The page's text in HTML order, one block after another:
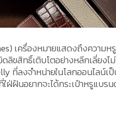
เครื่องหมายแสดงถึงความห
ลิขสิทธิ์เติบโตอย่างหลีกเลี่ยงไ
ที่ลงจำหน่ายในโลกออนไลน์เ
ฝ่ฝันอยากจะได้กระเป๋าหรูแบร